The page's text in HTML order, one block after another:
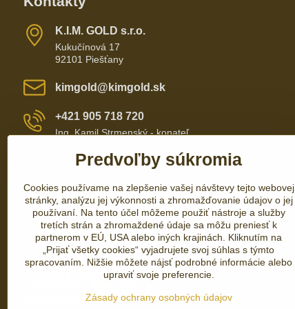
K​​.I​​.M​​. GOLD s​​.r​​.o​​.
Kukučínová 17
92101 Piešťany
kimgold​@kimgold​.sk
+421 905 718 720
Ing. Kamil Strmenský - konateľ
+421 905 657 700
+421 337 735 110
Predvoľby súkromia
Cookies používame na zlepšenie vašej návštevy tejto webovej
stránky, analýzu jej výkonnosti a zhromažďovanie údajov o jej
používaní. Na tento účel môžeme použiť nástroje a služby
tretích strán a zhromaždené údaje sa môžu preniesť k
partnerom v EÚ, USA alebo iných krajinách. Kliknutím na
„Prijať všetky cookies“ vyjadrujete svoj súhlas s týmto
spracovaním. Nižšie môžete nájsť podrobné informácie alebo
upraviť svoje preferencie.
Zásady ochrany osobných údajov